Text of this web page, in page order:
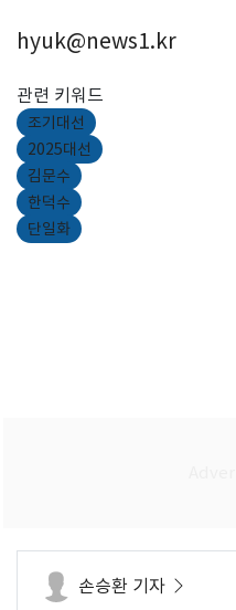
hyuk@news1.kr
관련 키워드
조기대선
2025대선
김문수
한덕수
단일화
손승환 기자